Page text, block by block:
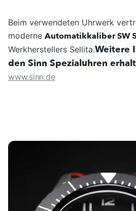
Beim verwendeten Uhrwerk
moderne Automatikkaliber SW
Werkherstellers Sellita.Weitere
den Sinn Spezialuhren
www.sinn.de